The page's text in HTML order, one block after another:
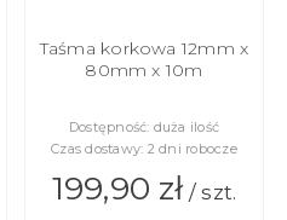
Taśma korkowa 12mm x
80mm x 10m
Dostępność: duża ilość
Czas dostawy: 2 dni robocze
199,90 zł/ szt.